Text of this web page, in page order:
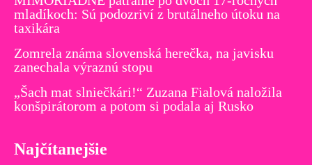
mladíkoch: Sú podozriví z brutálneho útoku na
taxikára
Zomrela známa slovenská herečka, na javisku
zanechala výraznú stopu
„Šach mat slniečkári!“ Zuzana Fialová naložila
konšpirátorom a potom si podala aj Rusko
Najčítanejšie